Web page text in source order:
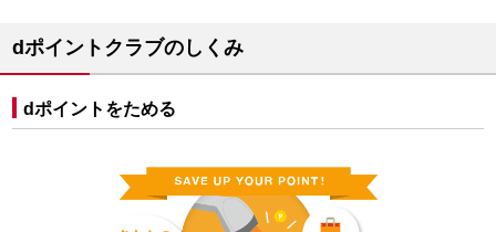
dポイントクラブのしくみ
dポイントをためる